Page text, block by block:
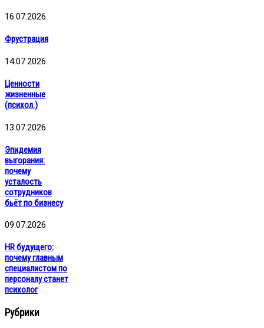
16.07.2026
Фрустрация
14.07.2026
Ценности
жизненные
(психол.)
13.07.2026
Эпидемия
выгорания:
почему
усталость
сотрудников
бьёт по бизнесу
09.07.2026
HR будущего:
почему главным
специалистом по
персоналу станет
психолог
Рубрики